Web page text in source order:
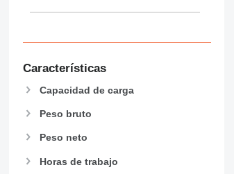
Características
Capacidad de carga
Peso bruto
Peso neto
Horas de trabajo